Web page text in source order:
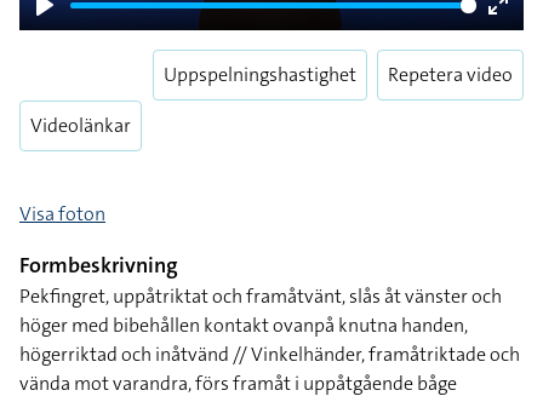
Play
Enter
Videolänkar
Uppspelningshastighet Repetera video
Visa foton
Formbeskrivning
Pekfingret, uppåtriktat och framåtvänt, slås åt vänster och
höger med bibehållen kontakt ovanpå knutna handen,
högerriktad och inåtvänd // Vinkelhänder, framåtriktade och
vända mot varandra, förs framåt i uppåtgående båge